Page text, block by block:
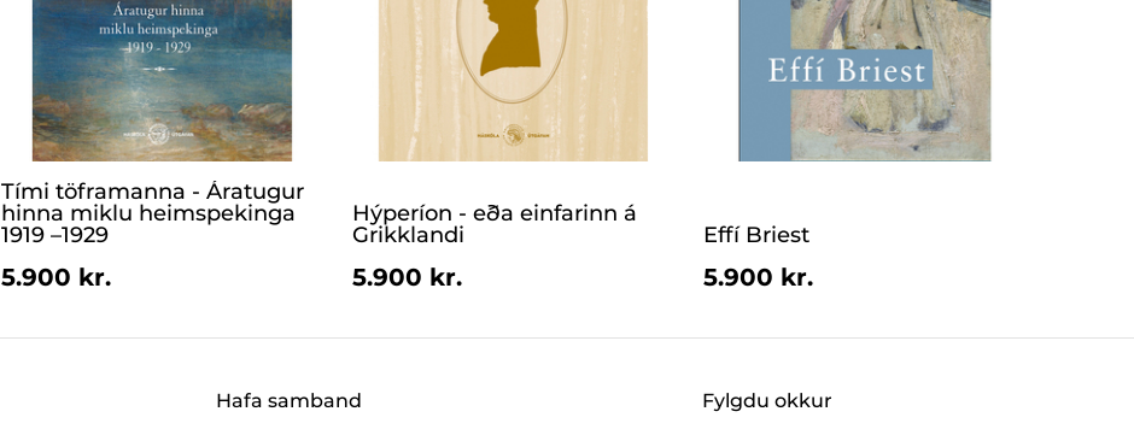
Tími töframanna - Áratugur
hinna miklu heimspekinga
1919 –1929
5.900 kr.
Hýperíon - eða einfarinn á
Grikklandi
5.900 kr.
Effí Briest
5.900 kr.
Fylgdu okkur
Hafa samband